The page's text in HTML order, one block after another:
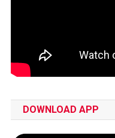
DOWNLOAD APP